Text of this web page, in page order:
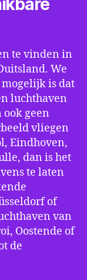
te vinden in
We
is dat
luchthaven
geen
vliegen
Eindhoven,
dan is het
te laten
of
van
Oostende of
de